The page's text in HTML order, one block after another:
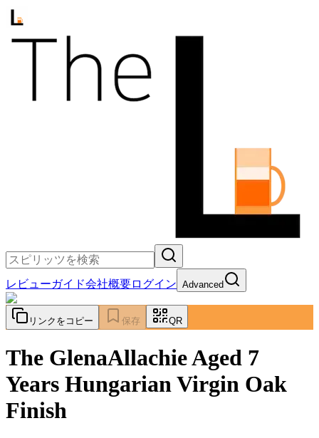
レビューガイド会社概要ログイン Advanced
リンクをコピー 保存 QR
The GlenaAllachie Aged 7
Years Hungarian Virgin Oak
Finish